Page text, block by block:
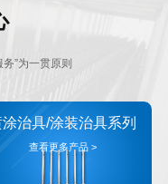
”为一贯原则
涂治具/涂装治具系列
查看更多产品 >